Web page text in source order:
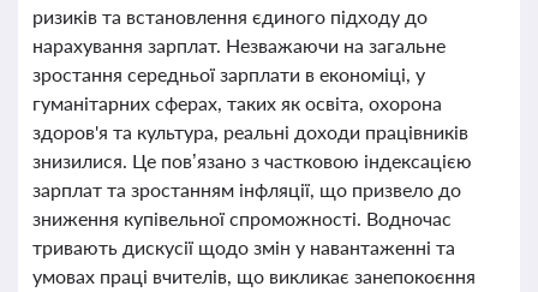
ризиків та встановлення єдиного підходу до
нарахування зарплат. Незважаючи на загальне
зростання середньої зарплати в економіці, у
гуманітарних сферах, таких як освіта, охорона
здоров'я та культура, реальні доходи працівників
знизилися. Це пов’язано з частковою індексацією
зарплат та зростанням інфляції, що призвело до
зниження купівельної спроможності. Водночас
тривають дискусії щодо змін у навантаженні та
умовах праці вчителів, що викликає занепокоєння